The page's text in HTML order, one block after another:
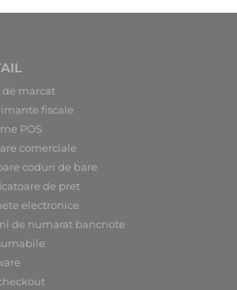
de marcat
fiscale
POS
comerciale
coduri de bare
de pret
electronice
de numarat bancnote